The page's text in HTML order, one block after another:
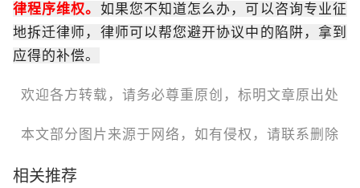
律程序维权。 如果您不知道怎么办，可以咨询专业征
地拆迁律师，律师可以帮您避开协议中的陷阱，拿到
应得的补偿。
欢迎各方转载，请务必尊重原创，标明文章原出处
本文部分图片来源于网络，如有侵权，请联系删除
相关推荐